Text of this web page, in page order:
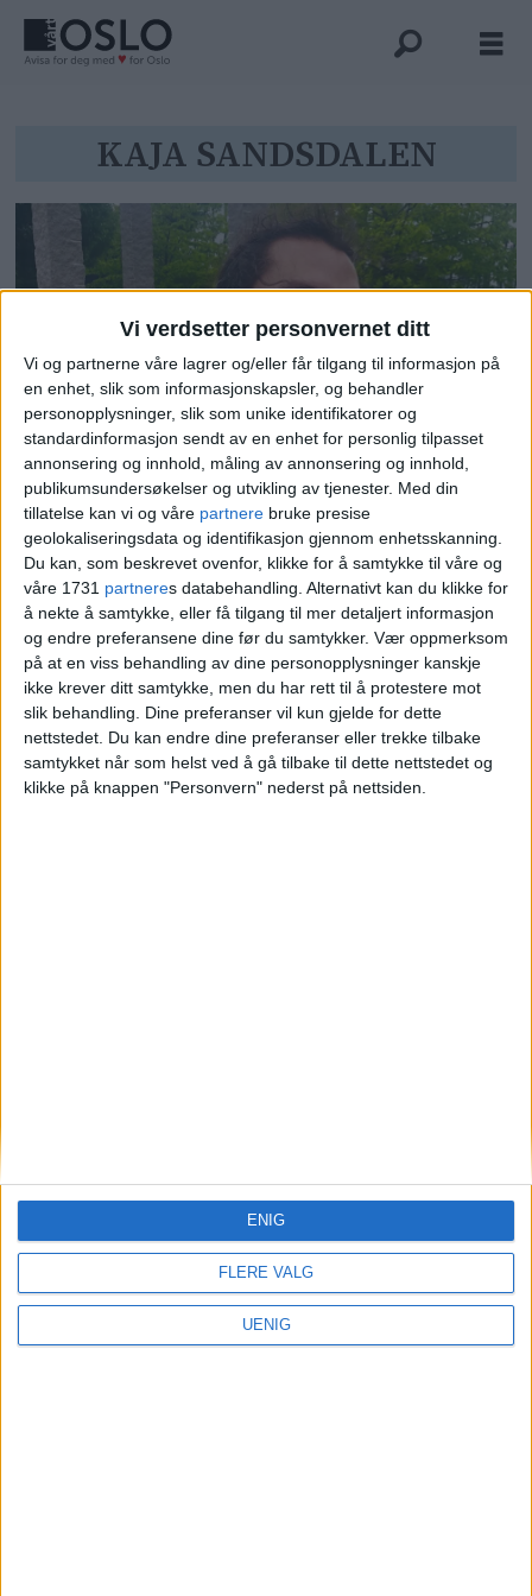
Vi verdsetter personvernet ditt
Vi og partnerne våre lagrer og/eller får tilgang til informasjon på
en enhet, slik som informasjonskapsler, og behandler
personopplysninger, slik som unike identifikatorer og
standardinformasjon sendt av en enhet for personlig tilpasset
annonsering og innhold, måling av annonsering og innhold,
publikumsundersøkelser og utvikling av tjenester. Med din
tillatelse kan vi og våre partnere bruke presise
geolokaliseringsdata og identifikasjon gjennom enhetsskanning.
Du kan, som beskrevet ovenfor, klikke for å samtykke til våre og
våre 1731 partneres databehandling. Alternativt kan du klikke for
å nekte å samtykke, eller få tilgang til mer detaljert informasjon
og endre preferansene dine før du samtykker. Vær oppmerksom
på at en viss behandling av dine personopplysninger kanskje
ikke krever ditt samtykke, men du har rett til å protestere mot
slik behandling. Dine preferanser vil kun gjelde for dette
nettstedet. Du kan endre dine preferanser eller trekke tilbake
samtykket når som helst ved å gå tilbake til dette nettstedet og
klikke på knappen "Personvern" nederst på nettsiden.
FLERE VALG
UENIG
ENIG
kaja
sandsdalen
KAJA SANDSDALEN
Marin (26) og Mateo (30) badet i
Akerselva før flomregnet. Ble
sugd nedover strykene av kraftig
strøm
Redaktør, Vegard Velle
redaktor@vartoslo.no,tlf: 93 25 68 32
tips@vartoslo.no